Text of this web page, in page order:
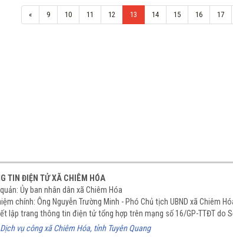
« 9 10 11 12 13 14 15 16 17
TIN ĐIỆN TỬ XÃ CHIÊM HÓA
Ủy ban nhân dân xã Chiêm Hóa
chính: Ông Nguyễn Trường Minh - Phó Chủ tịch UBND xã Chiêm
lập trang thông tin điện tử tổng hợp trên mạng số 16/GP-TTĐT do
vụ công xã Chiêm Hóa, tỉnh Tuyên Quang